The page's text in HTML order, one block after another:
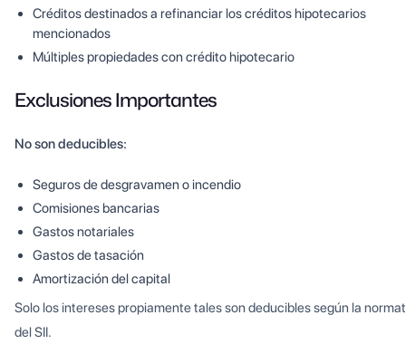
Créditos destinados a refinanciar los créditos hipotecarios
mencionados
Múltiples propiedades con crédito hipotecario
Exclusiones Importantes
No son deducibles:
Seguros de desgravamen o incendio
Comisiones bancarias
Gastos notariales
Gastos de tasación
Amortización del capital
Solo los intereses propiamente tales son deducibles según la
del SII.